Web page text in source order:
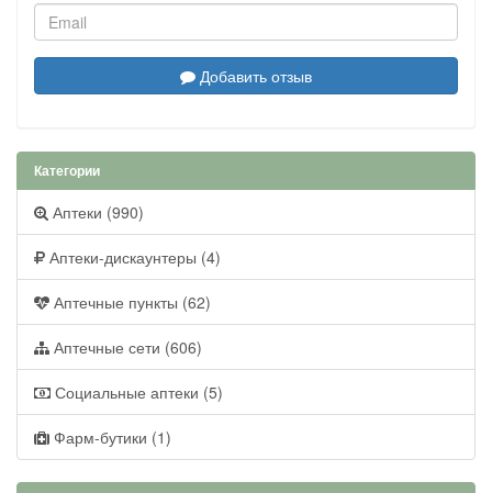
Добавить отзыв
Категории
Аптеки (990)
Аптеки-дискаунтеры (4)
Аптечные пункты (62)
Аптечные сети (606)
Социальные аптеки (5)
Фарм-бутики (1)